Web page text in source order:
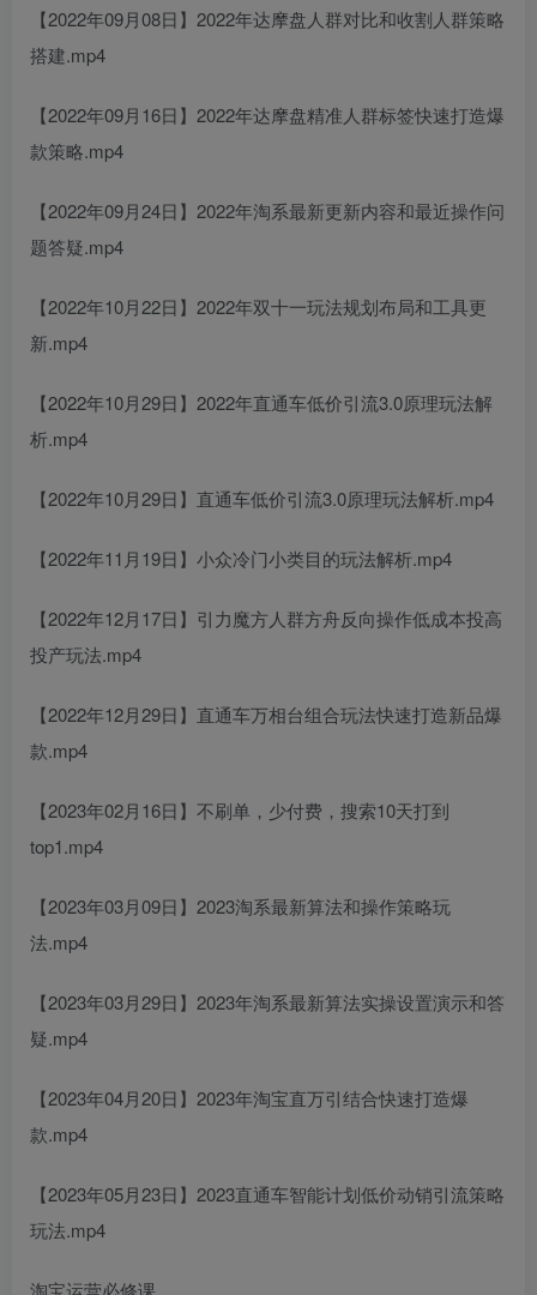
【2022年09月08日】2022年达摩盘人群对比和收割人群策略
搭建.mp4
【2022年09月16日】2022年达摩盘精准人群标签快速打造爆
款策略.mp4
【2022年09月24日】2022年淘系最新更新内容和最近操作问
题答疑.mp4
【2022年10月22日】2022年双十一玩法规划布局和工具更
新.mp4
【2022年10月29日】2022年直通车低价引流3.0原理玩法解
析.mp4
【2022年10月29日】直通车低价引流3.0原理玩法解析.mp4
【2022年11月19日】小众冷门小类目的玩法解析.mp4
【2022年12月17日】引力魔方人群方舟反向操作低成本投高
投产玩法.mp4
【2022年12月29日】直通车万相台组合玩法快速打造新品爆
款.mp4
【2023年02月16日】不刷单，少付费，搜索10天打到
top1.mp4
【2023年03月09日】2023淘系最新算法和操作策略玩
法.mp4
【2023年03月29日】2023年淘系最新算法实操设置演示和答
疑.mp4
【2023年04月20日】2023年淘宝直万引结合快速打造爆
款.mp4
【2023年05月23日】2023直通车智能计划低价动销引流策略
玩法.mp4
淘宝运营必修课